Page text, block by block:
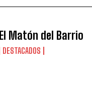
El Matón del Barrio
DESTACADOS